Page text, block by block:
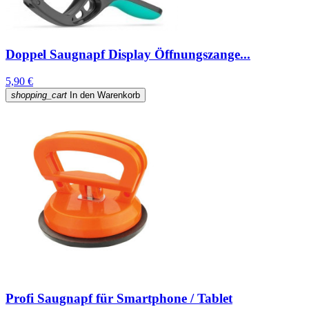
Doppel Saugnapf Display Öffnungszange...
5,90 €
shopping_cart In den Warenkorb
Profi Saugnapf für Smartphone / Tablet